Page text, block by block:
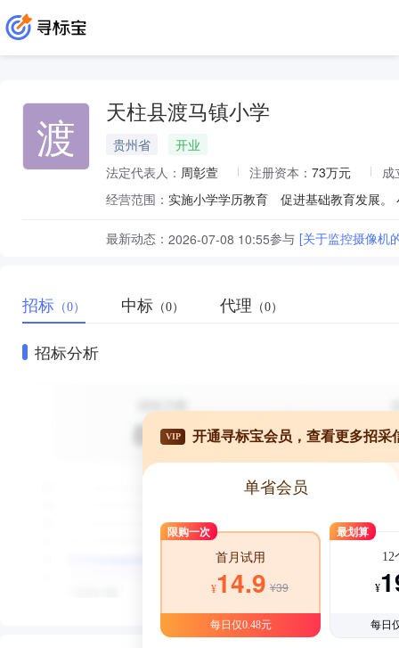
渡 天柱县渡马镇小学
贵州省
开业
法定代表人： 周彰萱 注册资本： 73万元
成
经营范围： 实施小学学历教育 促进基础教育发展。
最新动态： 2026-07-08 10:55参与 [关于监控摄像机
招标 （0） 中标 （0） 代理 （0）
招标分析
VIP 开通寻标宝会员，查看更多招采
单省会员
限购一次
首月试用
¥14.9 ¥39
每日仅0.48元
最划算
12
¥
每日